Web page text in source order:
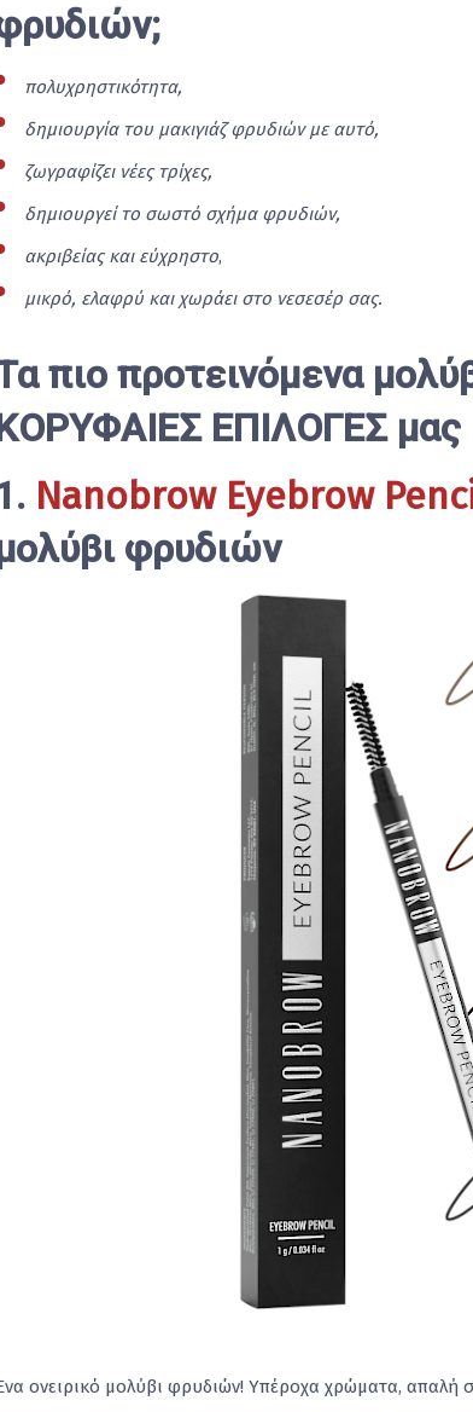
πολυχρηστικότητα,
δημιουργία του μακιγιάζ φρυδιών με αυτό,
ζωγραφίζει νέες τρίχες,
δημιουργεί το σωστό σχήμα φρυδιών,
ακριβείας και εύχρηστο,
μικρό, ελαφρύ και χωράει στο νεσεσέρ σας.
πιο προτεινόμενα
ΕΠΙΛΟΓΕΣ μας
Nanobrow Eyebrow
φρυδιών
ονειρικό μολύβι φρυδιών! Υπέροχα χρώματα, απαλή